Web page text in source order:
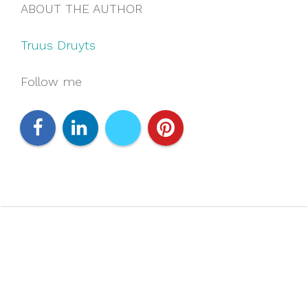
ABOUT THE AUTHOR
Truus Druyts
Follow me